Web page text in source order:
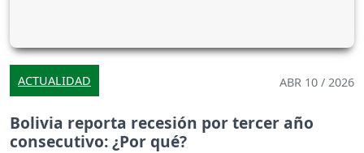
ACTUALIDAD ABR 10 / 2026
Bolivia reporta recesión por tercer año
consecutivo: ¿Por qué?